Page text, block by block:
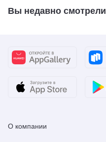
Вы недавно смотрели
О компании